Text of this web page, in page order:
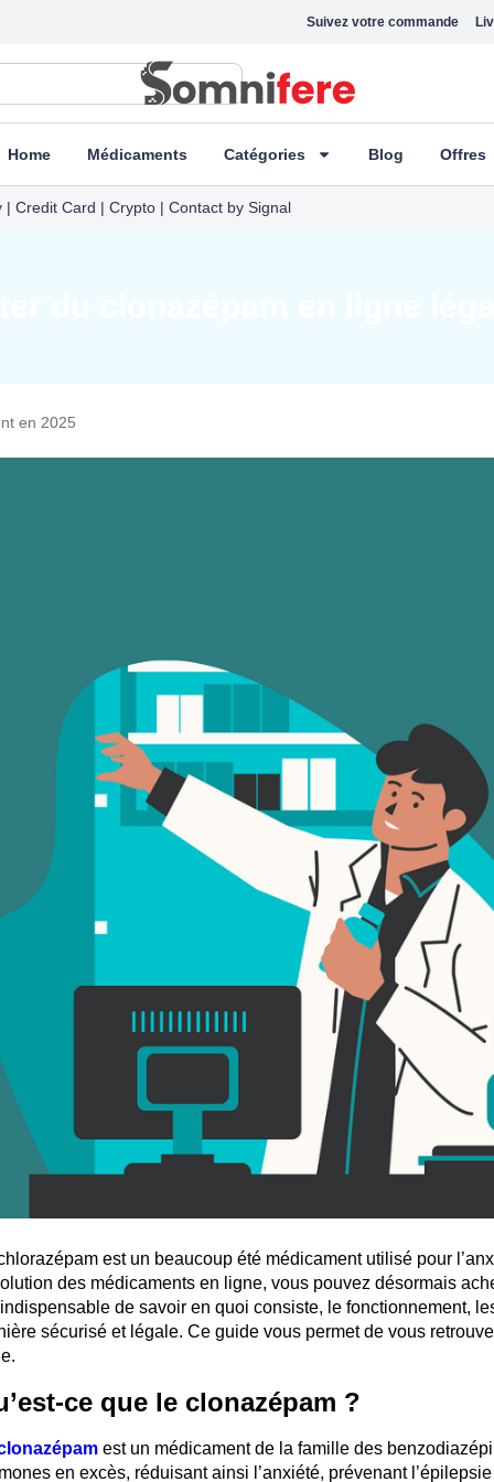
Suivez votre commande
Home Médicaments Catégories Blog Offres
Credit Card | Crypto | Contact by Signal
en 2025
est un beaucoup été médicament utilisé pour
des médicaments en ligne, vous pouvez désormais
de savoir en quoi consiste, le fonctionnement,
sécurisé et légale. Ce guide vous permet de vous
ce que le clonazépam ?
est un médicament de la famille des
en excès, réduisant ainsi l’anxiété, prévenant